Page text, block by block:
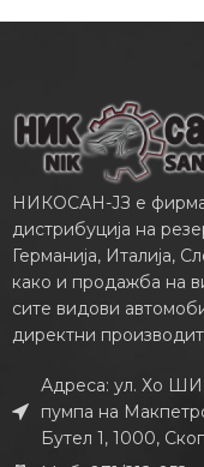
НИКОСАН-ЈЗ е фирма
дистрибуција на
Германија, Италија,
како и продажба на
сите видови
директни
Адреса: ул. Хо ШИ
пумпа на
Бутел 1, 1000,